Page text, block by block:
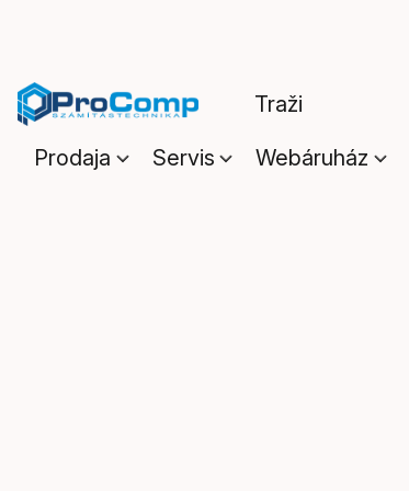
Prodaja Servis Webáruház